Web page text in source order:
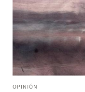
OPINIÓN